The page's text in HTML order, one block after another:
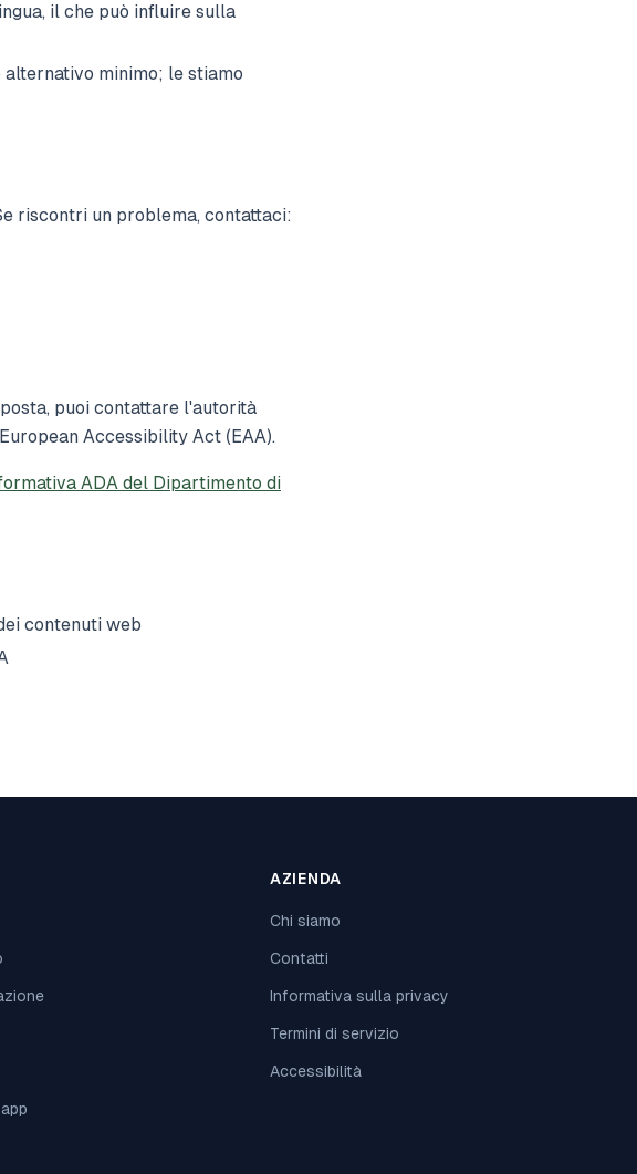
il che può influire sulla
alternativo minimo; le stiamo
riscontri un problema, contattaci:
puoi contattare l'autorità
Accessibility Act (EAA).
ADA del Dipartimento di
contenuti web
AZIENDA
Chi siamo
Contatti
Informativa sulla privacy
Termini di servizio
Accessibilità